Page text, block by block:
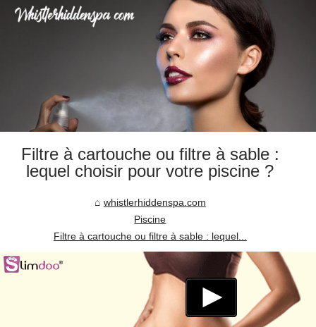
Filtre à cartouche ou filtre à sable :
lequel choisir pour votre piscine ?
whistlerhiddenspa.com
Piscine
Filtre à cartouche ou filtre à sable : lequel...